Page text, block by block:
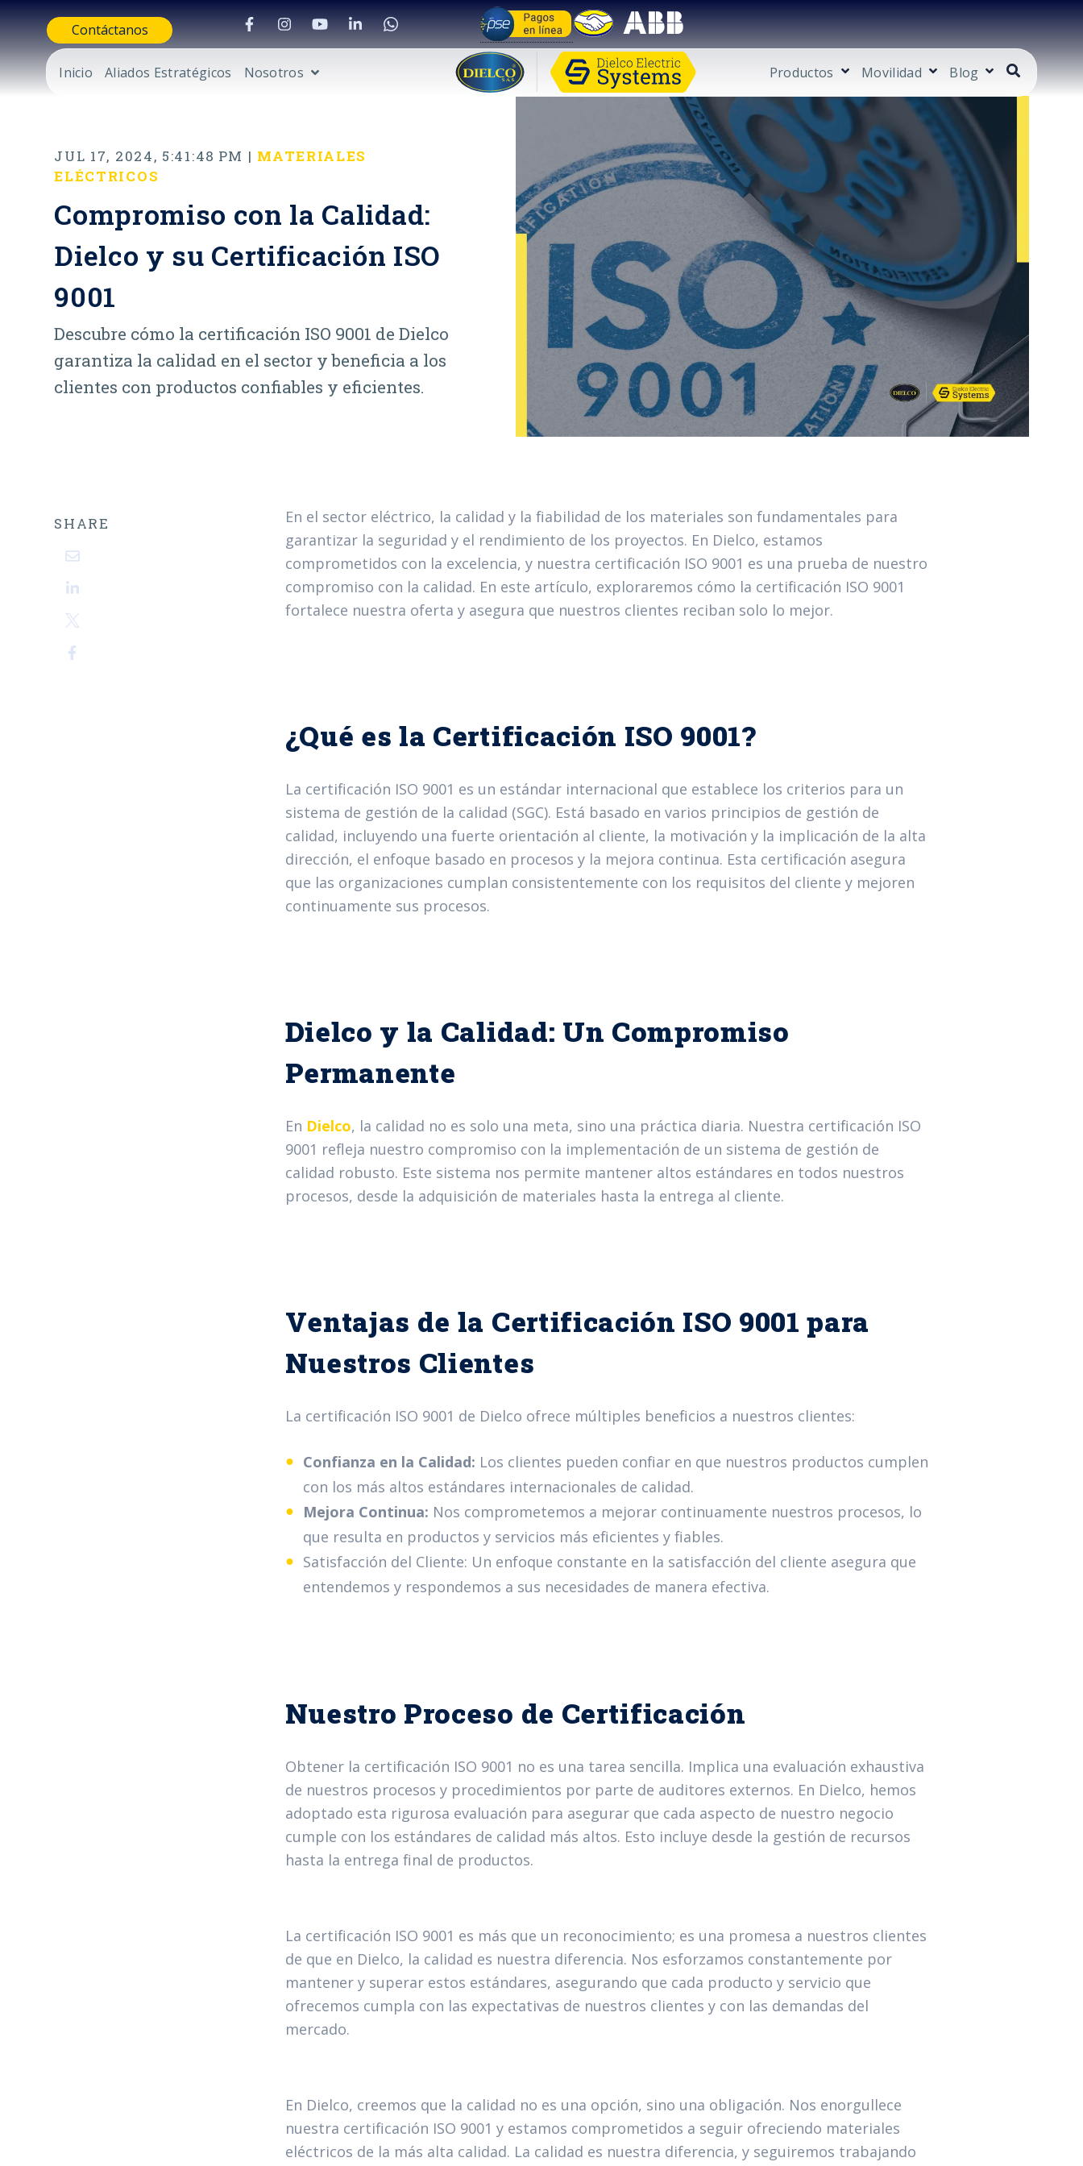
Contáctanos
Inicio Aliados Estratégicos Nosotros Productos Movilidad Blog
JUL 17, 2024, 5:41:48 PM | MATERIALES
ELÉCTRICOS
Compromiso con la Calidad:
Dielco y su Certificación ISO
9001
Descubre cómo la certificación ISO 9001 de Dielco
garantiza la calidad en el sector y beneficia a los
clientes con productos confiables y eficientes.
SHARE
En el sector eléctrico, la calidad y la fiabilidad de los materiales son fundamentales para
garantizar la seguridad y el rendimiento de los proyectos. En Dielco, estamos
comprometidos con la excelencia, y nuestra certificación ISO 9001 es una prueba de nuestro
compromiso con la calidad. En este artículo, exploraremos cómo la certificación ISO 9001
fortalece nuestra oferta y asegura que nuestros clientes reciban solo lo mejor.
¿Qué es la Certificación ISO 9001?
La certificación ISO 9001 es un estándar internacional que establece los criterios para un
sistema de gestión de la calidad (SGC). Está basado en varios principios de gestión de
calidad, incluyendo una fuerte orientación al cliente, la motivación y la implicación de la alta
dirección, el enfoque basado en procesos y la mejora continua. Esta certificación asegura
que las organizaciones cumplan consistentemente con los requisitos del cliente y mejoren
continuamente sus procesos.
Dielco y la Calidad: Un Compromiso
Permanente
En Dielco, la calidad no es solo una meta, sino una práctica diaria. Nuestra certificación ISO
9001 refleja nuestro compromiso con la implementación de un sistema de gestión de
calidad robusto. Este sistema nos permite mantener altos estándares en todos nuestros
procesos, desde la adquisición de materiales hasta la entrega al cliente.
Ventajas de la Certificación ISO 9001 para
Nuestros Clientes
La certificación ISO 9001 de Dielco ofrece múltiples beneficios a nuestros clientes:
Confianza en la Calidad: Los clientes pueden confiar en que nuestros productos cumplen
con los más altos estándares internacionales de calidad.
Mejora Continua: Nos comprometemos a mejorar continuamente nuestros procesos, lo
que resulta en productos y servicios más eficientes y fiables.
Satisfacción del Cliente: Un enfoque constante en la satisfacción del cliente asegura que
entendemos y respondemos a sus necesidades de manera efectiva.
Nuestro Proceso de Certificación
Obtener la certificación ISO 9001 no es una tarea sencilla. Implica una evaluación exhaustiva
de nuestros procesos y procedimientos por parte de auditores externos. En Dielco, hemos
adoptado esta rigurosa evaluación para asegurar que cada aspecto de nuestro negocio
cumple con los estándares de calidad más altos. Esto incluye desde la gestión de recursos
hasta la entrega final de productos.
La certificación ISO 9001 es más que un reconocimiento; es una promesa a nuestros clientes
de que en Dielco, la calidad es nuestra diferencia. Nos esforzamos constantemente por
mantener y superar estos estándares, asegurando que cada producto y servicio que
ofrecemos cumpla con las expectativas de nuestros clientes y con las demandas del
mercado.
En Dielco, creemos que la calidad no es una opción, sino una obligación. Nos enorgullece
nuestra certificación ISO 9001 y estamos comprometidos a seguir ofreciendo materiales
eléctricos de la más alta calidad. La calidad es nuestra diferencia, y seguiremos trabajando